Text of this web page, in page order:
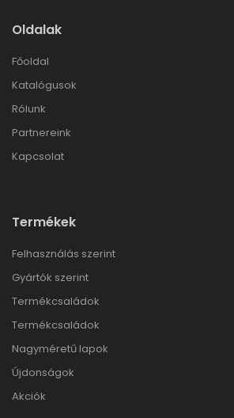
Oldalak
Főoldal
Katalógusok
Rólunk
Partnereink
Kapcsolat
Termékek
Felhasználás szerint
Gyártók szerint
Termékcsaládok
Termékcsaládok
Nagyméretű lapok
Újdonságok
Akciók